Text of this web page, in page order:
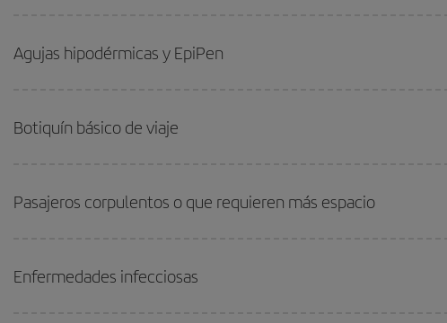
Agujas hipodérmicas y EpiPen
Botiquín básico de viaje
Pasajeros corpulentos o que requieren más espacio
Enfermedades infecciosas